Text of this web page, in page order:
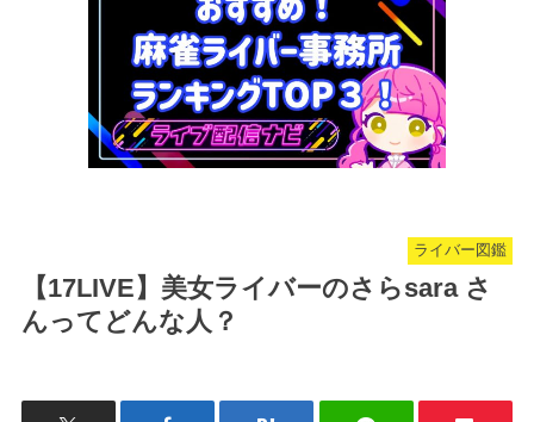
ライバー図鑑
【17LIVE】美女ライバーのさらsara さ
んってどんな人？